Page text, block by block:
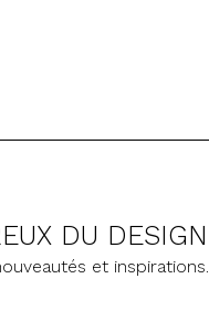
DU DESIGN
et inspirations.